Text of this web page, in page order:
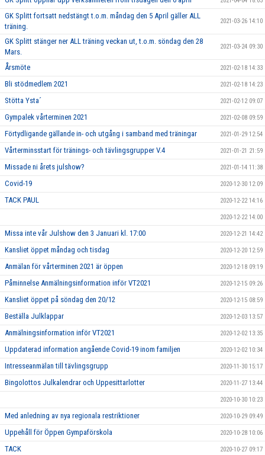
GK Splitt fortsatt nedstängt t.o.m. måndag den 5 April gäller ALL
träning.
2021-03-26 14:10
GK Splitt stänger ner ALL träning veckan ut, t.o.m. söndag den 28
Mars.
2021-03-24 09:30
Årsmöte 2021-02-18 14:33
Bli stödmedlem 2021 2021-02-18 14:23
Stötta Ysta´ 2021-02-12 09:07
Gympalek vårterminen 2021 2021-02-08 09:59
Förtydligande gällande in- och utgång i samband med träningar 2021-01-29 12:54
Vårterminsstart för tränings- och tävlingsgrupper V.4 2021-01-21 21:59
Missade ni årets julshow? 2021-01-14 11:38
Covid-19 2020-12-30 12:09
TACK PAUL 2020-12-22 14:16
2020-12-22 14:00
Missa inte vår Julshow den 3 Januari kl. 17:00 2020-12-21 14:42
Kansliet öppet måndag och tisdag 2020-12-20 12:59
Anmälan för vårterminen 2021 är öppen 2020-12-18 09:19
Påminnelse Anmälningsinformation inför VT2021 2020-12-15 09:26
Kansliet öppet på söndag den 20/12 2020-12-15 08:59
Beställa Julklappar 2020-12-03 13:57
Anmälningsinformation inför VT2021 2020-12-02 13:35
Uppdaterad information angående Covid-19 inom familjen 2020-12-02 10:34
Intresseanmälan till tävlingsgrupp 2020-11-30 15:17
Bingolottos Julkalendrar och Uppesittarlotter 2020-11-27 13:44
2020-10-30 10:23
Med anledning av nya regionala restriktioner 2020-10-29 09:49
Uppehåll för Öppen Gympaförskola 2020-10-28 10:06
TACK 2020-10-27 09:17